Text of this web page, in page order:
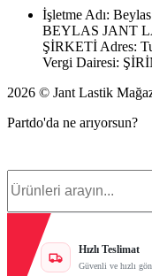
İşletme Adı:
BEYLAS JANT
ŞİRKETİ Adres:
Vergi Dairesi:
2026 © Jant Lastik
Partdo'da ne arıyorsun?
Hızlı Teslimat
Güvenli ve hızlı